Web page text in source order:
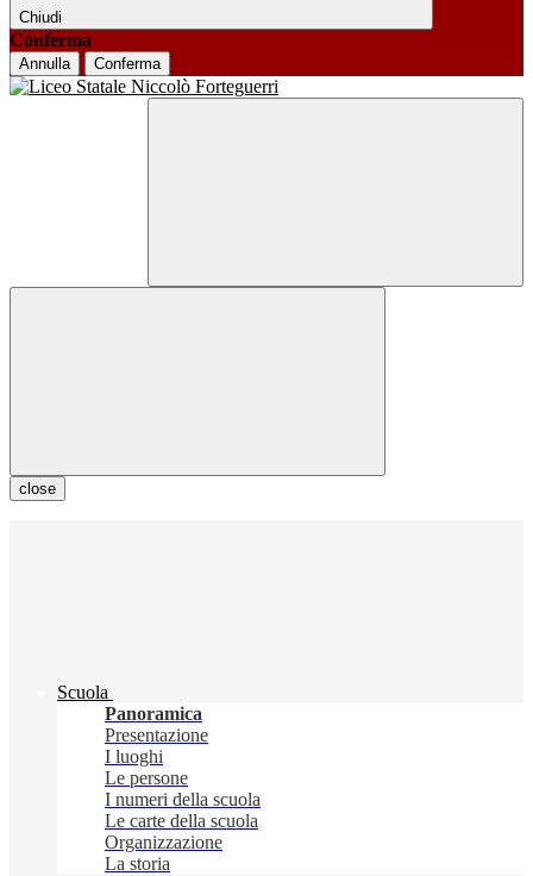
Chiudi
Conferma
Annulla Conferma
close
Scuola
Panoramica
Presentazione
I luoghi
Le persone
I numeri della scuola
Le carte della scuola
Organizzazione
La storia